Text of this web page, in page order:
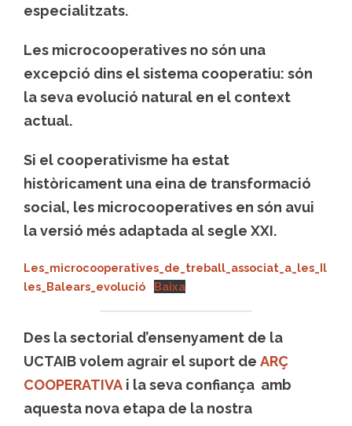
especialitzats.
Les microcooperatives no són una
excepció dins el sistema cooperatiu: són
la seva evolució natural en el context
actual.
Si el cooperativisme ha estat
històricament una eina de transformació
social, les microcooperatives en són avui
la versió més adaptada al segle XXI.
Les_microcooperatives_de_treball_associat_a_les_Il
les_Balears_evolució
Baixa
Des la sectorial d’ensenyament de la
UCTAIB volem agrair el suport de ARÇ
COOPERATIVA i la seva confiança amb
aquesta nova etapa de la nostra